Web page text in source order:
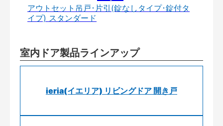
アウトセット吊戸･片引(錠なしタイプ･錠付タ
イプ) スタンダード
室内ドア製品ラインアップ
ieria(イエリア) リビングドア 開き戸